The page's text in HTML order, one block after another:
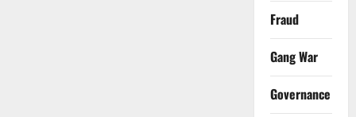
Fraud
Gang War
Governance